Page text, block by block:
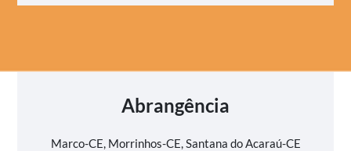
Abrangência
Marco-CE, Morrinhos-CE, Santana do Acaraú-CE